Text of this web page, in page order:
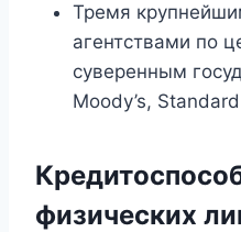
Тремя
агентствами по
суверенным
Moody’s,
физических